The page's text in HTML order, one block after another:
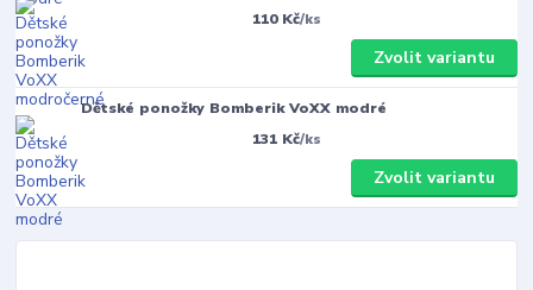
110 Kč/ks
Zvolit variantu
Dětské ponožky Bomberik VoXX modré
131 Kč/ks
Zvolit variantu